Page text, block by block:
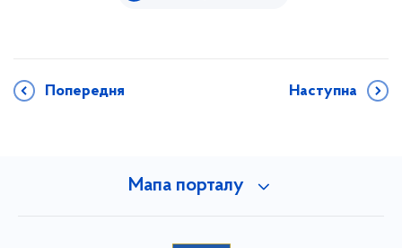
Попередня Наступна
Мапа порталу